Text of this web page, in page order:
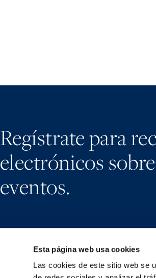
Esta página web usa cookies
Las cookies de este sitio web se
Regístrate para
electrónicos
eventos.